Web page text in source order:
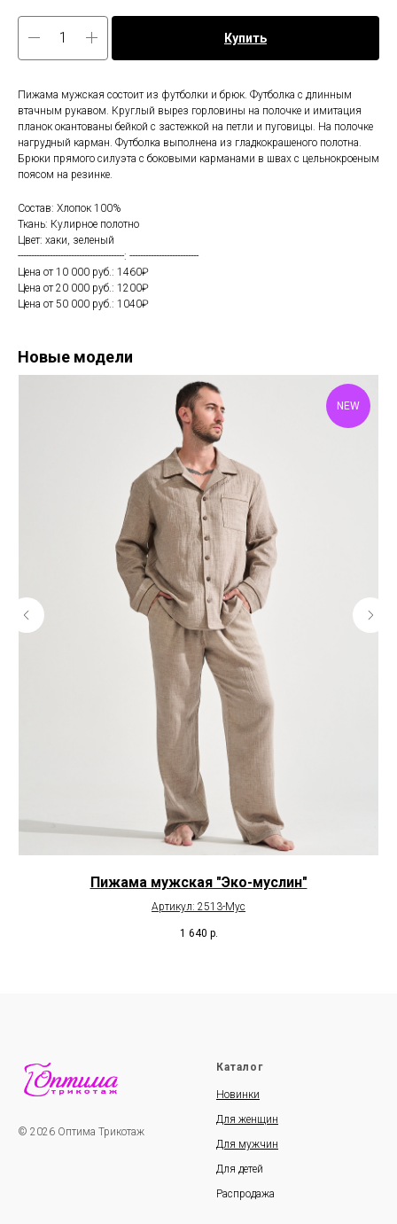
Купить
Пижама мужская состоит из футболки и брюк. Футболка с длинным
втачным рукавом. Круглый вырез горловины на полочке и имитация
планок окантованы бейкой с застежкой на петли и пуговицы. На полочке
нагрудный карман. Футболка выполнена из гладкокрашеного полотна.
Брюки прямого силуэта с боковыми карманами в швах с цельнокроеным
поясом на резинке.
Состав: Хлопок 100%
Ткань: Кулирное полотно
Цвет: хаки, зеленый
----------------------------------------: --------------------------
Цена от 10 000 руб.: 1460₽
Цена от 20 000 руб.: 1200₽
Цена от 50 000 руб.: 1040₽
Новые модели
NEW
Пижама мужская "Эко-муслин"
Артикул: 2513-Мус
1 640 р.
© 2026 Оптима Трикотаж
Каталог
Новинки
Для женщин
Для мужчин
Для детей
Распродажа